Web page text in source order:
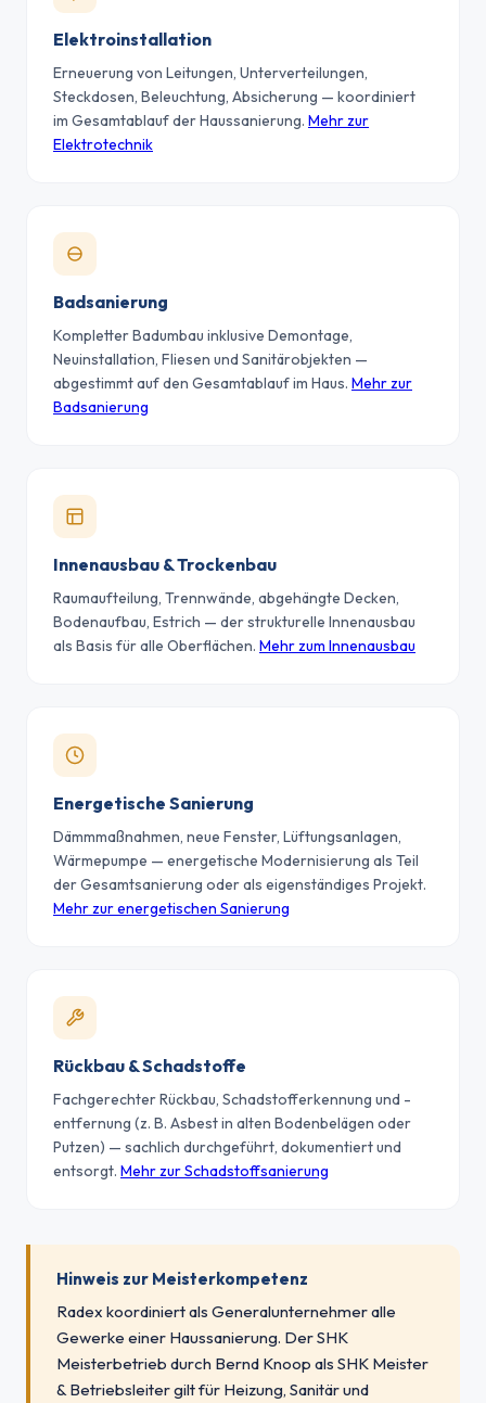
Elektroinstallation
Erneuerung von Leitungen, Unterverteilungen,
Steckdosen, Beleuchtung, Absicherung — koordiniert
im Gesamtablauf der Haussanierung. Mehr zur
Elektrotechnik
Badsanierung
Kompletter Badumbau inklusive Demontage,
Neuinstallation, Fliesen und Sanitärobjekten —
abgestimmt auf den Gesamtablauf im Haus. Mehr zur
Badsanierung
Innenausbau & Trockenbau
Raumaufteilung, Trennwände, abgehängte Decken,
Bodenaufbau, Estrich — der strukturelle Innenausbau
als Basis für alle Oberflächen. Mehr zum Innenausbau
Energetische Sanierung
Dämmmaßnahmen, neue Fenster, Lüftungsanlagen,
Wärmepumpe — energetische Modernisierung als Teil
der Gesamtsanierung oder als eigenständiges Projekt.
Mehr zur energetischen Sanierung
Rückbau & Schadstoffe
Fachgerechter Rückbau, Schadstofferkennung und -
entfernung (z. B. Asbest in alten Bodenbelägen oder
Putzen) — sachlich durchgeführt, dokumentiert und
entsorgt. Mehr zur Schadstoffsanierung
Hinweis zur Meisterkompetenz
Radex koordiniert als Generalunternehmer alle
Gewerke einer Haussanierung. Der SHK
Meisterbetrieb durch Bernd Knoop als SHK Meister
& Betriebsleiter gilt für Heizung, Sanitär und